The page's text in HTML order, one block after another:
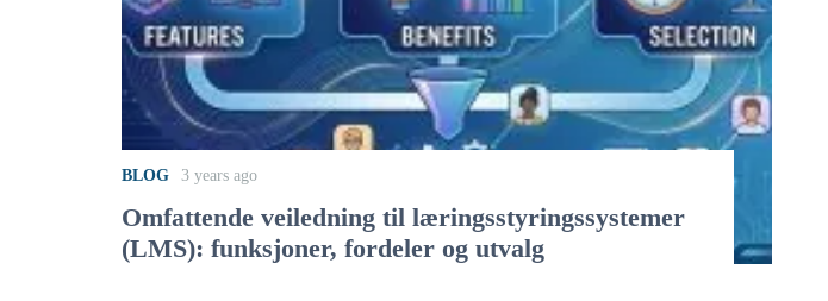
BLOG 3 years ago
Omfattende veiledning til læringsstyringssystemer
(LMS): funksjoner, fordeler og utvalg